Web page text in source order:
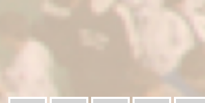
“Grand